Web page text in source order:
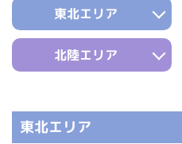
東北エリア
北陸エリア
東北エリア